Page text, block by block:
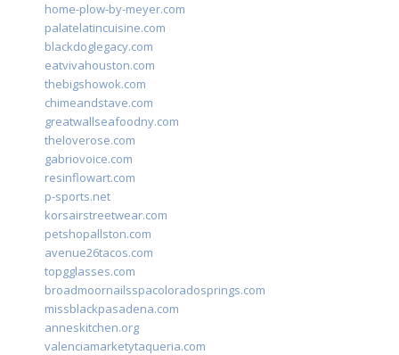
home-plow-by-meyer.com
palatelatincuisine.com
blackdoglegacy.com
eatvivahouston.com
thebigshowok.com
chimeandstave.com
greatwallseafoodny.com
theloverose.com
gabriovoice.com
resinflowart.com
p-sports.net
korsairstreetwear.com
petshopallston.com
avenue26tacos.com
topgglasses.com
broadmoornailsspacoloradosprings.com
missblackpasadena.com
anneskitchen.org
valenciamarketytaqueria.com